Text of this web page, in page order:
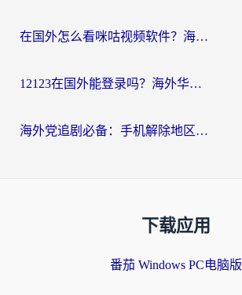
在国外怎么看咪咕视频软件？海外党亲测有效的回国加速方案
12123在国外能登录吗？海外华人必看的回国加速实用指南
海外党追剧必备：手机解除地区限制app怎么选？解决央视视频&国内剧地区限制全指南
下载应用
番茄 Windows PC电脑版